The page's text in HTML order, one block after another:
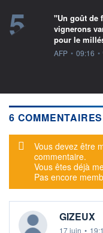
5
"Un goût de
vignerons
pour le
information
AFP • 09:16 •
6 COMMENTAIRES
Message
Vous devez être
commentaire.
Vous êtes déjà
Pas encore
GIZEUX
17 juin •